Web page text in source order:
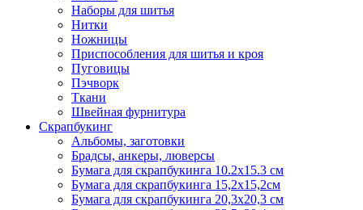
Наборы для шитья
Нитки
Ножницы
Приспособления для шитья и кроя
Пуговицы
Пэчворк
Ткани
Швейная фурнитура
Скрапбукинг
Альбомы, заготовки
Брадсы, анкеры, люверсы
Бумага для скрапбукинга 10.2х15.3 см
Бумага для скрапбукинга 15,2х15,2см
Бумага для скрапбукинга 20,3х20,3 см